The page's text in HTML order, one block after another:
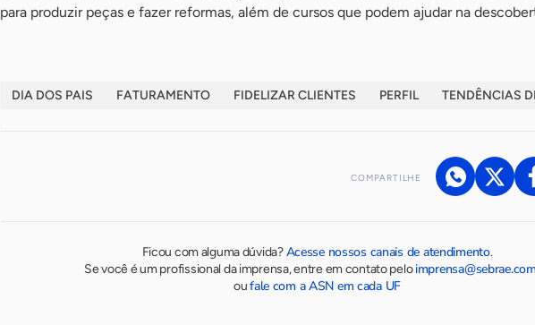
para produzir peças e fazer reformas, além de cursos que podem ajudar na
DIA DOS PAIS FATURAMENTO FIDELIZAR CLIENTES PERFIL TENDÊNCIAS
COMPARTILHE
Ficou com alguma dúvida?Acesse nossos canais de atendimento.
Se você é um profissional da imprensa, entre em contato pelo
oufale com a ASN em cada UF